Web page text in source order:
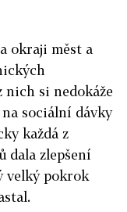
okraji měst a
nich si nedokáže
sociální dávky
každá z
dala zlepšení
velký pokrok